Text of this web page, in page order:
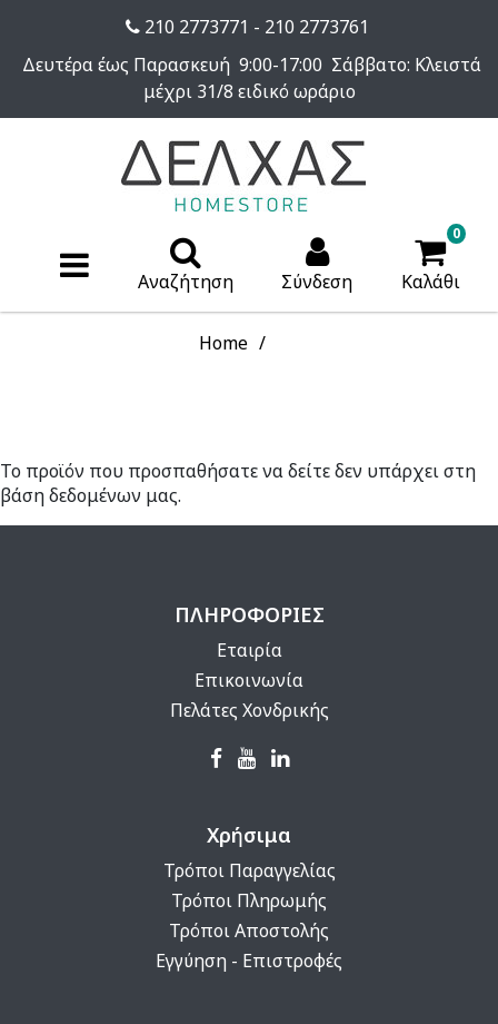
210 2773771 - 210 2773761
Δευτέρα έως Παρασκευή 9:00-17:00 Σάββατο: Κλειστά
μέχρι 31/8 ειδικό ωράριο
Αναζήτηση Σύνδεση
0
Καλάθι
Home
Το προϊόν που προσπαθήσατε να δείτε δεν υπάρχει στη
βάση δεδομένων μας.
ΠΛΗΡΟΦΟΡΙΕΣ
Εταιρία
Επικοινωνία
Πελάτες Χονδρικής
Χρήσιμα
Τρόποι Παραγγελίας
Τρόποι Πληρωμής
Τρόποι Αποστολής
Εγγύηση - Επιστροφές